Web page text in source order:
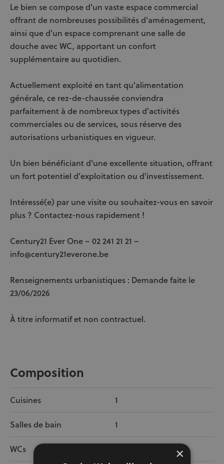
Le bien se compose d'un vaste espace commercial
offrant de nombreuses possibilités d'aménagement,
ainsi que d'un espace comprenant une salle de
douche avec WC, apportant un confort
supplémentaire au quotidien.
Actuellement exploité en tant qu'alimentation
générale, ce rez-de-chaussée conviendra
parfaitement à de nombreux types d'activités
commerciales ou de services, sous réserve des
autorisations urbanistiques en vigueur.
Un bien bénéficiant d'une excellente situation, offrant
un fort potentiel d'exploitation ou d'investissement.
Intéressé(e) par une visite ou souhaitez-vous en savoir
plus ? Contactez-nous rapidement !
Century21 Ever One – 02 241 21 21 –
info@century21everone.be
Renseignements urbanistiques : Demande faite le
23/06/2026
À titre informatif et non contractuel.
Composition
Cuisines 1
Salles de bain 1
WCs ×